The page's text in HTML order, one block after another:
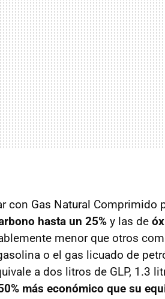
con Gas Natural Comprimido
hasta un 25% y las de
menor que otros
o el gas licuado de
a dos litros de GLP, 1.3
más económico que su